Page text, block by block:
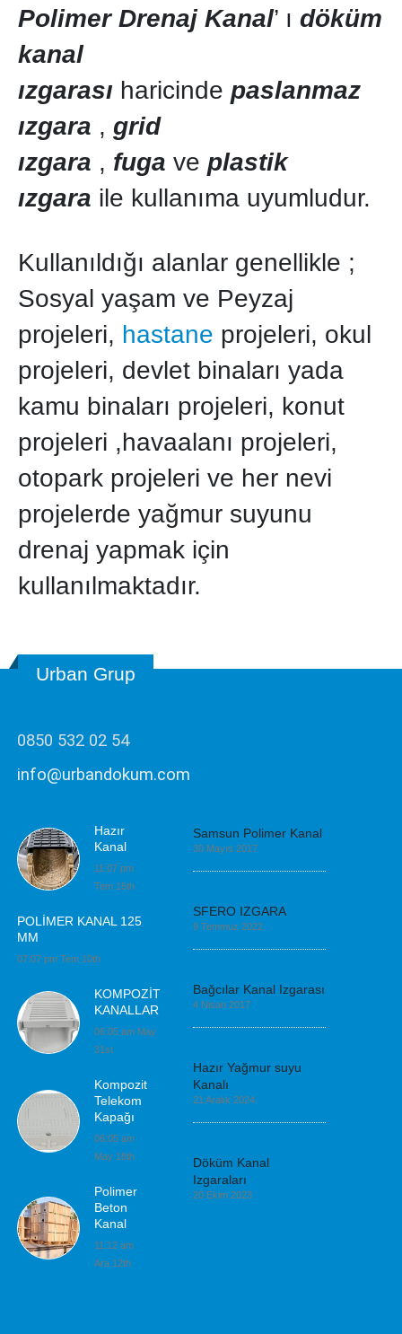
Polimer Drenaj Kanal’ ı döküm
kanal
ızgarası haricinde paslanmaz
ızgara , grid
ızgara , fuga ve plastik
ızgara ile kullanıma uyumludur.
Kullanıldığı alanlar genellikle ;
Sosyal yaşam ve Peyzaj
projeleri, hastane projeleri, okul
projeleri, devlet binaları yada
kamu binaları projeleri, konut
projeleri ,havaalanı projeleri,
otopark projeleri ve her nevi
projelerde yağmur suyunu
drenaj yapmak için
kullanılmaktadır.
Urban Grup
0850 532 02 54
info@urbandokum.com
Samsun Polimer Kanal
30 Mayıs 2017
SFERO IZGARA
9 Temmuz 2022
Bağcılar Kanal Izgarası
4 Nisan 2017
Hazır Yağmur suyu
Kanalı
21 Aralık 2024
Döküm Kanal
Izgaraları
20 Ekim 2023
Hazır
Kanal
11:07 pm
Tem 16th
POLİMER KANAL 125
MM
07:07 pm Tem 10th
KOMPOZİT
KANALLAR
06:05 am May
31st
Kompozit
Telekom
Kapağı
06:05 am
May 18th
Polimer
Beton
Kanal
11:12 am
Ara 12th